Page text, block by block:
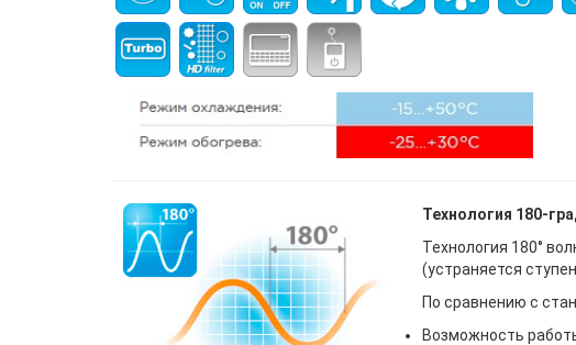
Технология 180-
Технология 180°
(устраняется
По сравнению с
Возможность